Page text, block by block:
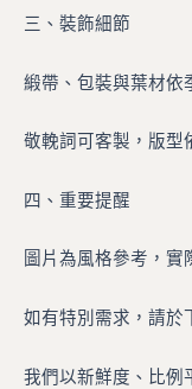
三、裝飾細節
緞帶、包裝與葉材依
敬輓詞可客製，版型
四、重要提醒
圖片為風格參考，實
如有特別需求，請於
我們以新鮮度、比例